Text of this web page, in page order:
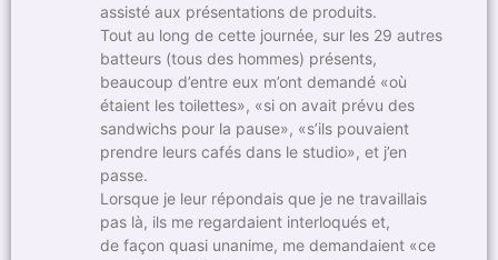
assisté aux présentations de produits.
Tout au long de cette journée, sur les 29 autres
batteurs (tous des hommes) présents,
beaucoup d’entre eux m’ont demandé «où
étaient les toilettes», «si on avait prévu des
sandwichs pour la pause», «s’ils pouvaient
prendre leurs cafés dans le studio», et j’en
passe.
Lorsque je leur répondais que je ne travaillais
pas là, ils me regardaient interloqués et,
de façon quasi unanime, me demandaient «ce